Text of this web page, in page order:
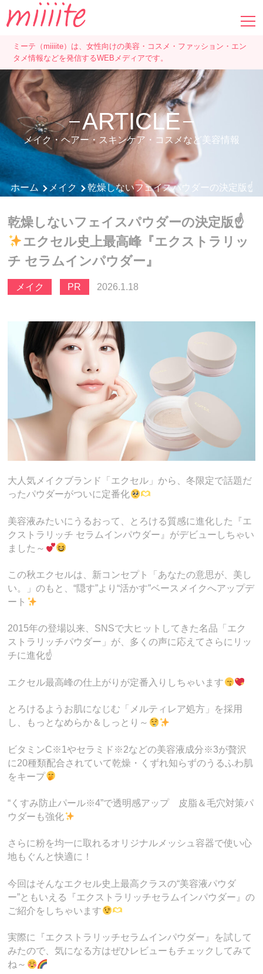
ミーテ（miiiite）は、女性向けの美容・コスメ・ファッション・エン
タメ情報などを発信するWEBメディアです。
ARTICLE
メイク・ヘアー・スキンケア・コスメなど美容情報
ホーム メイク 乾燥しないフェイスパウダーの決定版☝
乾燥しないフェイスパウダーの決定版☝
エクセル史上最高峰『エクストラリッ
チ セラムインパウダー』
メイク PR 2026.1.18
大人気メイクブランド「エクセル」から、冬限定で話題だ
ったパウダーがついに定番化
美容液みたいにうるおって、とろける質感に進化した『エ
クストラリッチ セラムインパウダー』がデビューしちゃい
ました～
この秋エクセルは、新コンセプト「あなたの意思が、美し
い。」のもと、“隠す”より“活かす”ベースメイクへアップデ
ート
2015年の登場以来、SNSで大ヒットしてきた名品「エク
ストラリッチパウダー」が、多くの声に応えてさらにリッ
チに進化☝️
エクセル最高峰の仕上がりが定番入りしちゃいます
とろけるようお肌になじむ「メルティレア処方」を採用
し、もっとなめらか＆しっとり～
ビタミンC※1やセラミド※2などの美容液成分※3が贅沢
に20種類配合されていて乾燥・くずれ知らずのうるふわ肌
をキープ
“くすみ防止パール※4”で透明感アップ 皮脂＆毛穴対策パ
ウダーも強化
さらに粉を均一に取れるオリジナルメッシュ容器で使い心
地もぐんと快適に！
今回はそんなエクセル史上最高クラスの“美容液パウダ
ー”ともいえる『エクストラリッチセラムインパウダー』の
ご紹介をしちゃいます
実際に『エクストラリッチセラムインパウダー』を試して
みたので、気になる方はぜひレビューもチェックしてみて
ね～